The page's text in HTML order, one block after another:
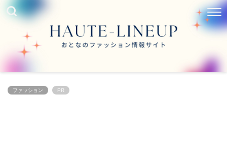
ファッション PR